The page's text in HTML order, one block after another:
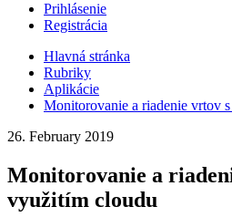
Prihlásenie
Registrácia
Hlavná stránka
Rubriky
Aplikácie
Monitorovanie a riadenie vrtov
26. February 2019
Monitorovanie a
využitím cloudu